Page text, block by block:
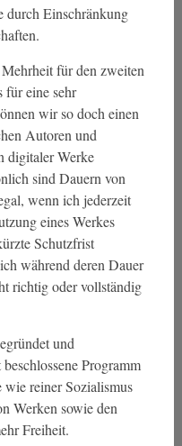
durch Einschränkung
für den zweiten
für eine sehr
wir so doch einen
Autoren und
digitaler Werke
sind Dauern von
wenn ich jederzeit
eines Werkes
Schutzfrist
während deren Dauer
richtig oder vollständig
und
Programm
reiner Sozialismus
Werken sowie den
Freiheit.